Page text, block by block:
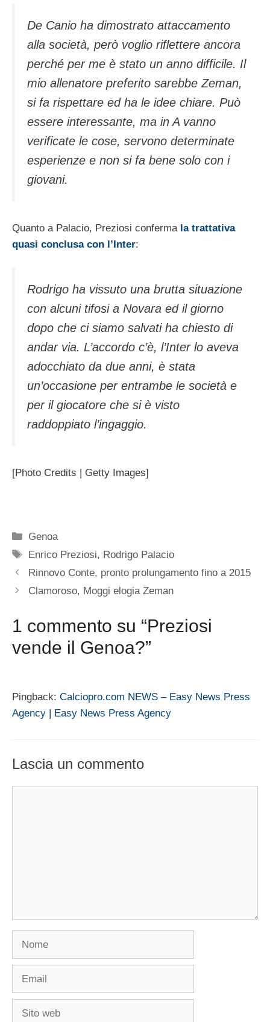
De Canio ha dimostrato attaccamento
alla società, però voglio riflettere ancora
perché per me è stato un anno difficile. Il
mio allenatore preferito sarebbe Zeman,
si fa rispettare ed ha le idee chiare. Può
essere interessante, ma in A vanno
verificate le cose, servono determinate
esperienze e non si fa bene solo con i
giovani.
Quanto a Palacio, Preziosi conferma la trattativa
quasi conclusa con l’Inter:
Rodrigo ha vissuto una brutta situazione
con alcuni tifosi a Novara ed il giorno
dopo che ci siamo salvati ha chiesto di
andar via. L’accordo c’è, l’Inter lo aveva
adocchiato da due anni, è stata
un’occasione per entrambe le società e
per il giocatore che si è visto
raddoppiato l’ingaggio.
[Photo Credits | Getty Images]
Categorie
Genoa
Tag
Enrico Preziosi, Rodrigo Palacio
Rinnovo Conte, pronto prolungamento fino a 2015
Clamoroso, Moggi elogia Zeman
1 commento su “Preziosi
vende il Genoa?”
Pingback: Calciopro.com NEWS – Easy News Press
Agency | Easy News Press Agency
Lascia un commento